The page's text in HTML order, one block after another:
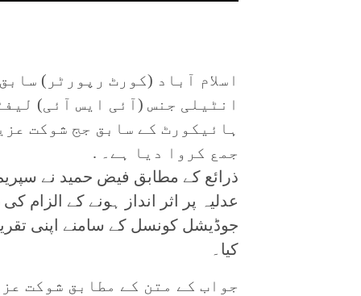
اسلام آباد (کورٹ رپورٹر)
انٹیلی جنس (آئی ایس آئی)
ہائیکورٹ کے سابق جج شوکت
جمع کروا دیا ہے۔ .
ذرائع کے مطابق فیض حمید نے
عدلیہ پر اثر انداز ہونے کے
جوڈیشل کونسل کے سامنے اپنی
کیا۔
جواب کے متن کے مطابق شوکت